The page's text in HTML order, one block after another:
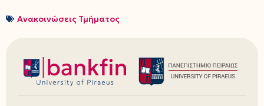
Ανακοινώσεις Τμήματος